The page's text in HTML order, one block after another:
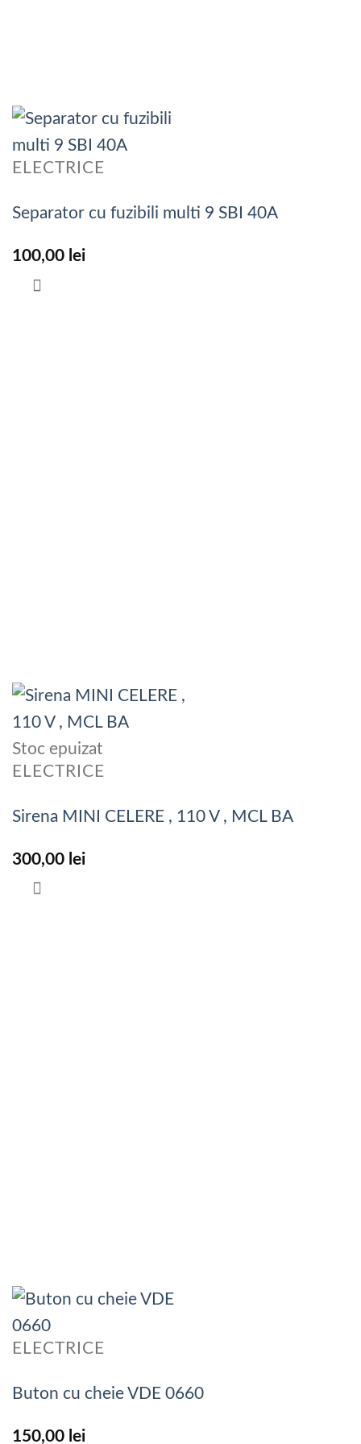
ELECTRICE
Separator cu fuzibili multi 9 SBI 40A
100,00 lei
Stoc epuizat
ELECTRICE
Sirena MINI CELERE , 110 V , MCL BA
300,00 lei
ELECTRICE
Buton cu cheie VDE 0660
150,00 lei